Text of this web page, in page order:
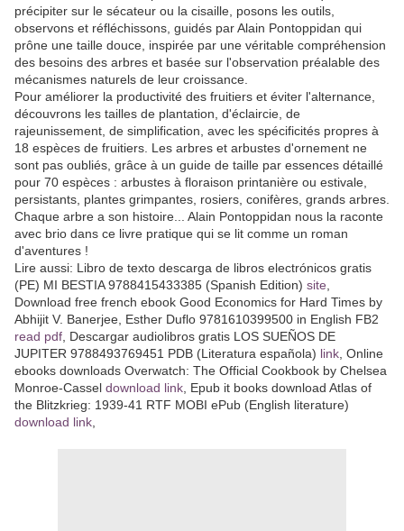
précipiter sur le sécateur ou la cisaille, posons les outils,
observons et réfléchissons, guidés par Alain Pontoppidan qui
prône une taille douce, inspirée par une véritable compréhension
des besoins des arbres et basée sur l'observation préalable des
mécanismes naturels de leur croissance.
Pour améliorer la productivité des fruitiers et éviter l'alternance,
découvrons les tailles de plantation, d'éclaircie, de
rajeunissement, de simplification, avec les spécificités propres à
18 espèces de fruitiers. Les arbres et arbustes d'ornement ne
sont pas oubliés, grâce à un guide de taille par essences détaillé
pour 70 espèces : arbustes à floraison printanière ou estivale,
persistants, plantes grimpantes, rosiers, conifères, grands arbres.
Chaque arbre a son histoire... Alain Pontoppidan nous la raconte
avec brio dans ce livre pratique qui se lit comme un roman
d'aventures !
Lire aussi: Libro de texto descarga de libros electrónicos gratis
(PE) MI BESTIA 9788415433385 (Spanish Edition) site
Download free french ebook Good Economics for Hard Times by
Abhijit V. Banerjee, Esther Duflo 9781610399500 in English FB2
read pdf , Descargar audiolibros gratis LOS SUEÑOS DE
JUPITER 9788493769451 PDB (Literatura española) link , Online
ebooks downloads Overwatch: The Official Cookbook by Chelsea
Monroe-Cassel download link , Epub it books download Atlas of
the Blitzkrieg: 1939-41 RTF MOBI ePub (English literature)
download link